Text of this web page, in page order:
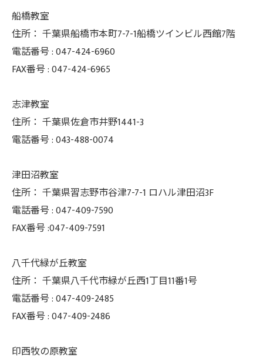
船橋教室
住所： 千葉県船橋市本町7-7-1船橋ツインビル西館7階
電話番号 :047-424-6960
FAX番号 :047-424-6965
志津教室
住所： 千葉県佐倉市井野1441-3
電話番号 :043-488-0074
津田沼教室
住所： 千葉県習志野市谷津7-7-1 ロハル津田沼3F
電話番号 :047-409-7590
FAX番号 :047-409-7591
八千代緑が丘教室
住所： 千葉県八千代市緑が丘西1丁目11番1号
電話番号 :047-409-2485
FAX番号 :047-409-2486
印西牧の原教室